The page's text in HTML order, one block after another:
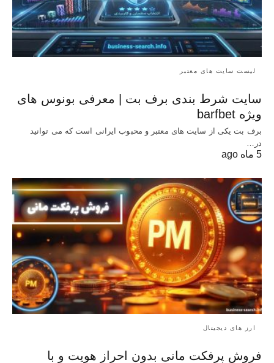
لیست سایت های معتبر
سایت شرط بندی برف بت | معرفی بونوس‌ های
ویژه barfbet
برف بت یکی از سایت های معتبر و محبوب ایرانی است که می توانید
در…
5 ماه ago
ارز های دیجیتال
فروش پرفکت مانی بدون احراز هویت و با